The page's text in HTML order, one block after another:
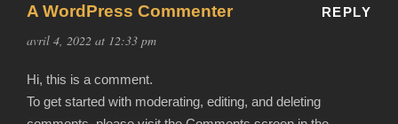
A WordPress Commenter
avril 4, 2022 at 12:33 pm
REPLY
Hi, this is a comment.
To get started with moderating, editing, and deleting